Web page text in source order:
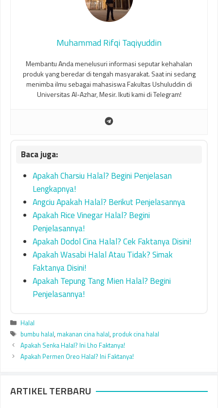
Muhammad Rifqi Taqiyuddin
Membantu Anda menelusuri informasi seputar kehahalan
produk yang beredar di tengah masyarakat. Saat ini sedang
menimba ilmu sebagai mahasiswa Fakultas Ushuluddin di
Universitas Al-Azhar, Mesir. Ikuti kami di Telegram!
Apakah Charsiu Halal? Begini Penjelasan
Lengkapnya!
Angciu Apakah Halal? Berikut Penjelasannya
Apakah Rice Vinegar Halal? Begini
Penjelasannya!
Apakah Dodol Cina Halal? Cek Faktanya Disini!
Apakah Wasabi Halal Atau Tidak? Simak
Faktanya Disini!
Apakah Tepung Tang Mien Halal? Begini
Penjelasannya!
Categories
Halal
Tags
bumbu halal, makanan cina halal, produk cina halal
Apakah Senka Halal? Ini Lho Faktanya!
Apakah Permen Oreo Halal? Ini Faktanya!
ARTIKEL TERBARU